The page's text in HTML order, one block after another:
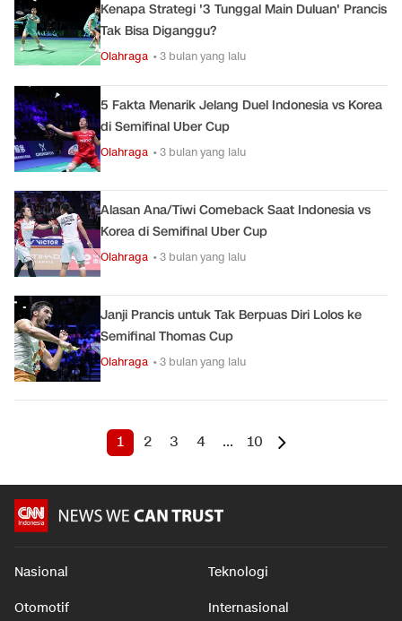
Kenapa Strategi '3 Tunggal Main Duluan' Prancis
Tak Bisa Diganggu?
Olahraga • 3 bulan yang lalu
5 Fakta Menarik Jelang Duel Indonesia vs Korea
di Semifinal Uber Cup
Olahraga • 3 bulan yang lalu
Alasan Ana/Tiwi Comeback Saat Indonesia vs
Korea di Semifinal Uber Cup
Olahraga • 3 bulan yang lalu
Janji Prancis untuk Tak Berpuas Diri Lolos ke
Semifinal Thomas Cup
Olahraga • 3 bulan yang lalu
1 2 3 4 ... 10
Nasional Teknologi
Otomotif Internasional